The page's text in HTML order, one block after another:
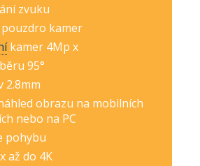
zvuku
pouzdro kamer
kamer 4Mp x
95°
2.8mm
obrazu na mobilních
nebo na PC
pohybu
až do 4K